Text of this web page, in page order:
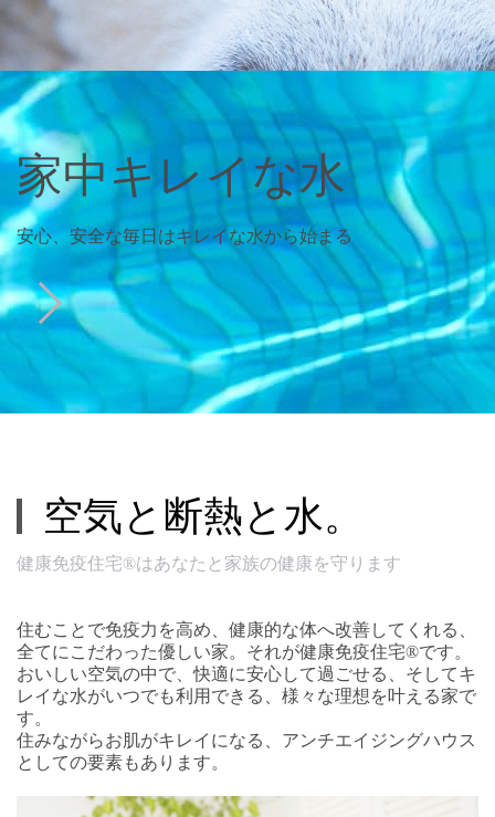
家中キレイな水
安心、安全な毎日はキレイな水から始まる
空気と断熱と水。
健康免疫住宅®はあなたと家族の健康を守ります
住むことで免疫力を高め、健康的な体へ改善してくれる、
全てにこだわった優しい家。それが健康免疫住宅®です。
おいしい空気の中で、快適に安心して過ごせる、そしてキ
レイな水がいつでも利用できる、様々な理想を叶える家で
す。
住みながらお肌がキレイになる、アンチエイジングハウス
としての要素もあります。